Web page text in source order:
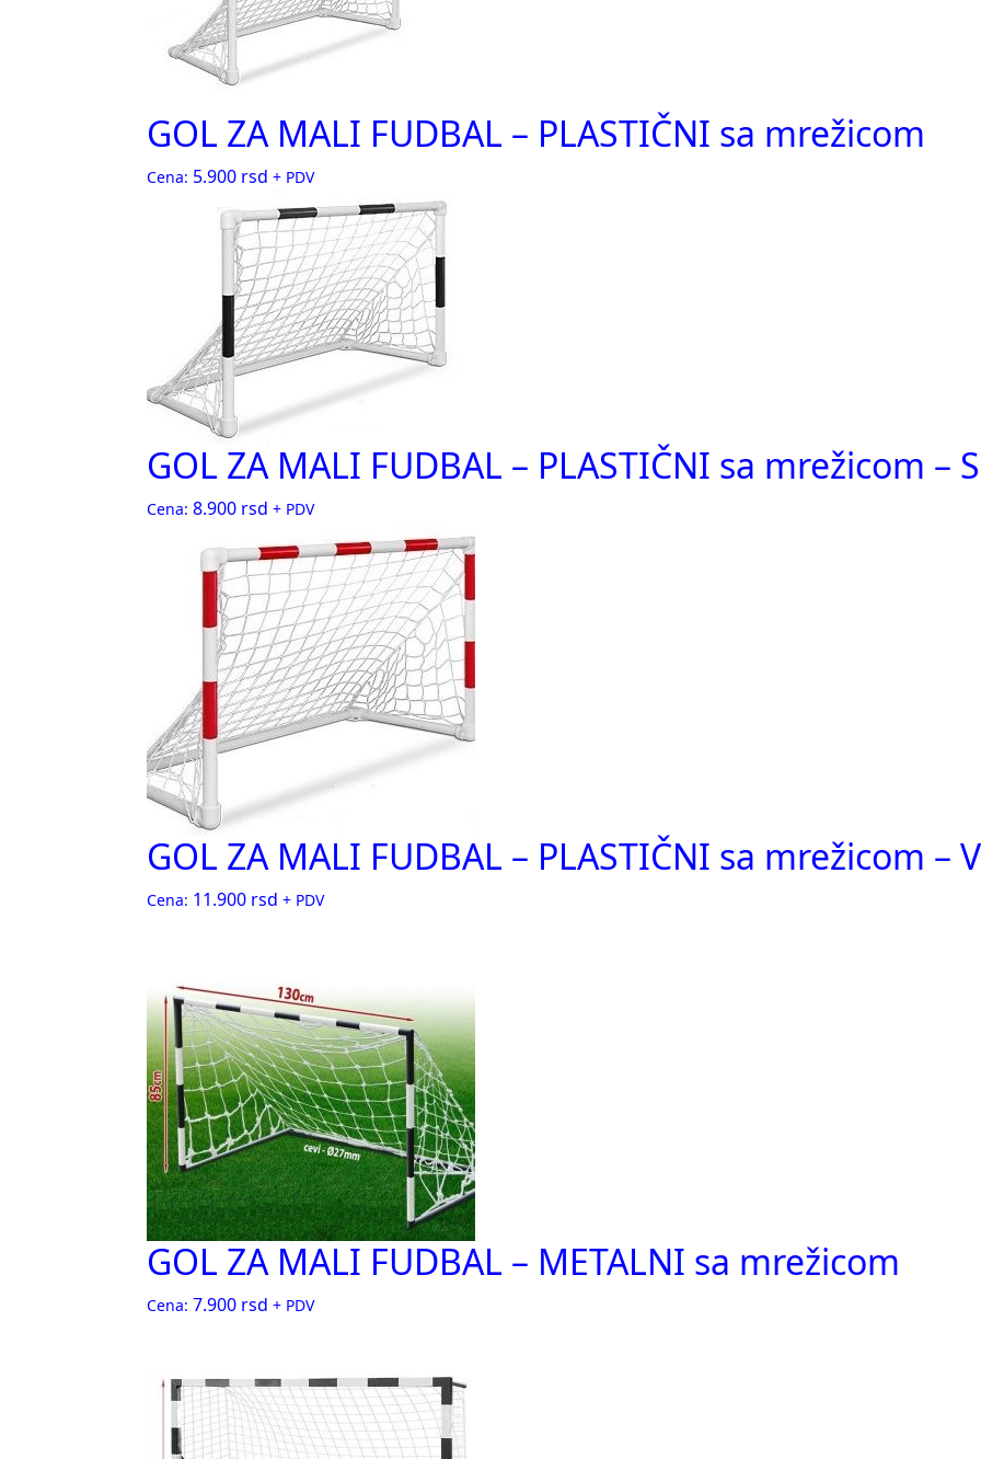
GOL ZA MALI FUDBAL – PLASTIČNI sa mrežicom
Cena: 5.900 rsd + PDV
GOL ZA MALI FUDBAL – PLASTIČNI sa mrežicom –
Cena: 8.900 rsd + PDV
GOL ZA MALI FUDBAL – PLASTIČNI sa mrežicom –
Cena: 11.900 rsd + PDV
GOL ZA MALI FUDBAL – METALNI sa mrežicom
Cena: 7.900 rsd + PDV